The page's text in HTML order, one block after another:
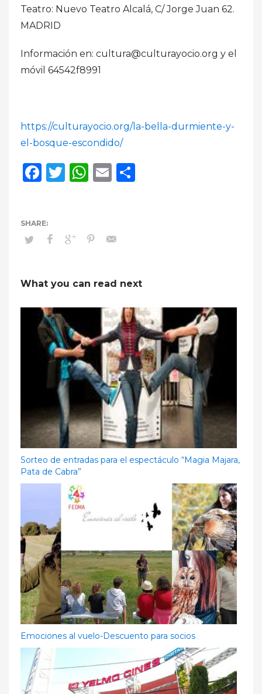
Teatro: Nuevo Teatro Alcalá, C/ Jorge Juan 62.
MADRID
Información en: cultura@culturayocio.org y el
móvil 64542f8991
https://culturayocio.org/la-bella-durmiente-y-
el-bosque-escondido/
Facebook
Twitter
WhatsApp
Email
What you can read next
Sorteo de entradas para el espectáculo “Magia Majara,
Pata de Cabra”
Emociones al vuelo-Descuento para socios